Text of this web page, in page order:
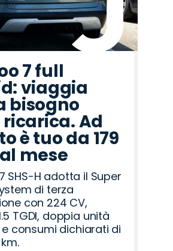
7 full
viaggia
bisogno
Ad
è tuo da 179
mese
SHS-H adotta il Super
di terza
con 224 CV,
TGDI, doppia unità
consumi dichiarati di